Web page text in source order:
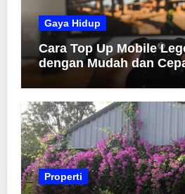
Gaya Hidup
Cara Top Up Mobile
dengan Mudah dan
Properti